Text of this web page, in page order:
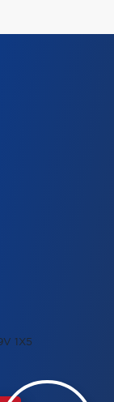
1X5